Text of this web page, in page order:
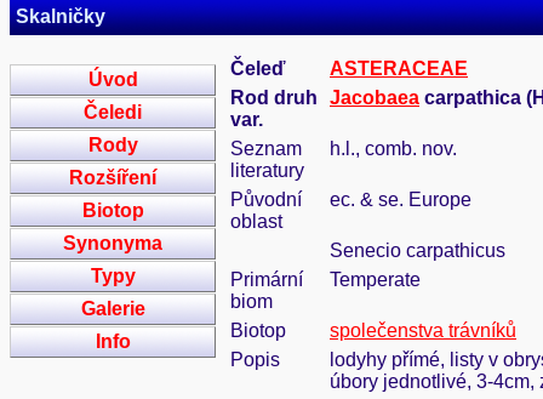
Skalničky
Úvod
Čeledi
Rody
Rozšíření
Biotop
Synonyma
Typy
Galerie
Info
Čeleď
ASTERACEAE
Rod druh
var.
Jacobaea carpathica
Seznam
literatury
h.l., comb. nov.
Původní
oblast
ec. & se. Europe
Senecio carpathicus
Primární
biom
Temperate
Biotop
společenstva trávníků
Popis
lodyhy přímé, listy v
úbory jednotlivé, 3-